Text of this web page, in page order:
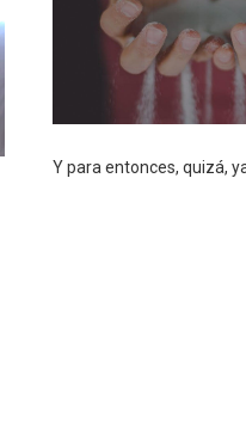
Y para entonces, quizá,